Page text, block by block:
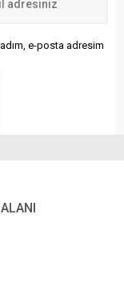
Sayın
e-posta adresim